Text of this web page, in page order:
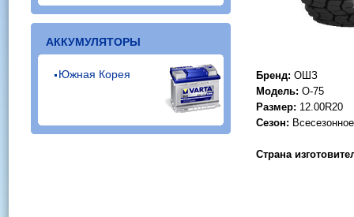
АККУМУЛЯТОРЫ
Южная Корея Бренд: ОШЗ
Модель: О-75
Размер: 12.00R20
Сезон:
Страна